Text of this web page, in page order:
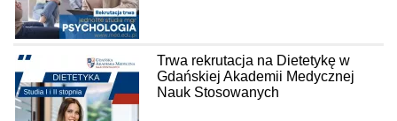
Trwa rekrutacja na Dietetykę w
Gdańskiej Akademii Medycznej
Nauk Stosowanych